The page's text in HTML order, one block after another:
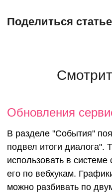
Поделиться
Обновления
В разделе "События"
подвел итоги диалога".
использовать в
его по вебхукам.
можно разбивать по